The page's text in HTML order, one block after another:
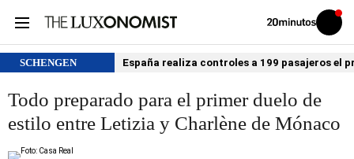
Volver
Iniciar
sesión
SCHENGEN España realiza controles a 199 pasajeros el
Todo preparado para el primer duelo de
estilo entre Letizia y Charlène de Mónaco